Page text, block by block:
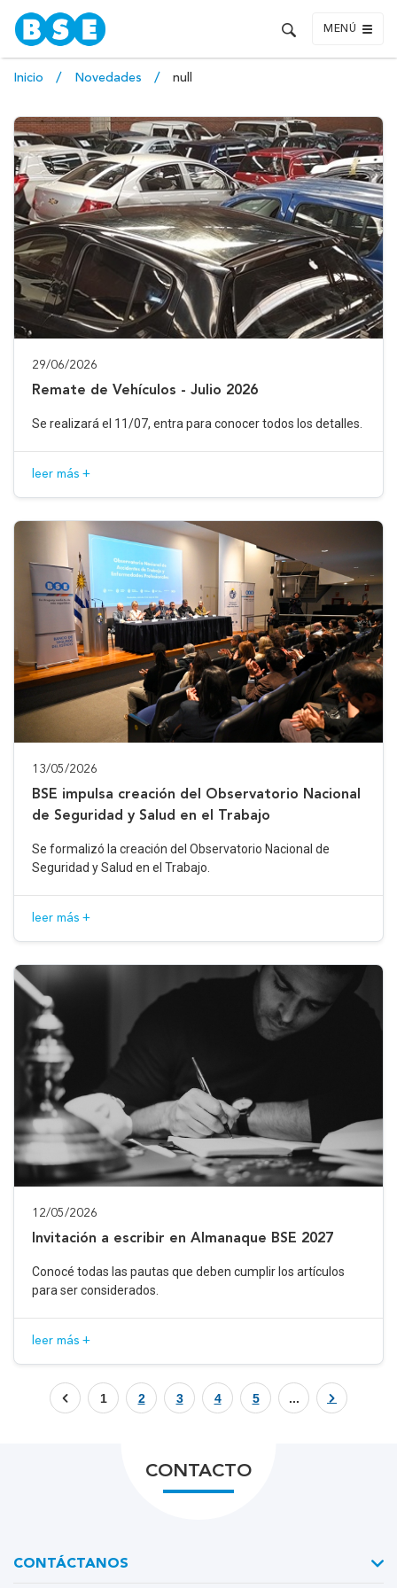
MENÚ
Inicio Novedades null
29/06/2026
Remate de Vehículos - Julio 2026
Se realizará el 11/07, entra para conocer todos los detalles.
leer más +
13/05/2026
BSE impulsa creación del Observatorio Nacional
de Seguridad y Salud en el Trabajo
Se formalizó la creación del Observatorio Nacional de
Seguridad y Salud en el Trabajo.
leer más +
12/05/2026
Invitación a escribir en Almanaque BSE 2027
Conocé todas las pautas que deben cumplir los artículos
para ser considerados.
leer más +
1 2 3 4 5 ...
CONTACTO
CONTÁCTANOS